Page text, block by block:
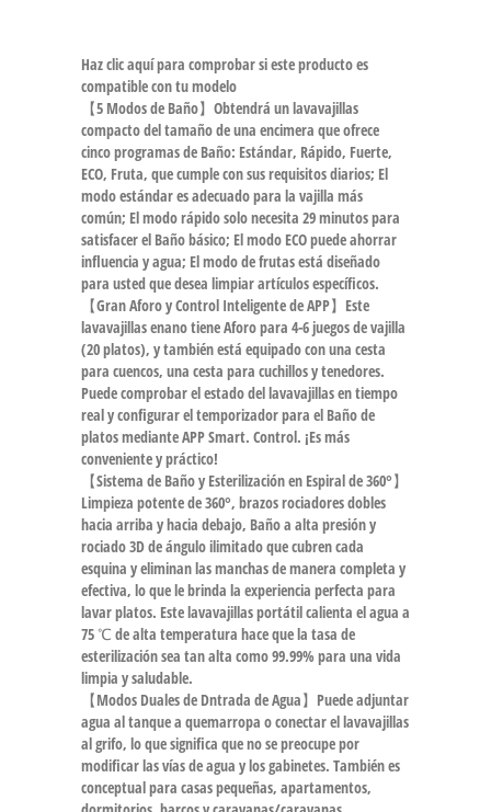
Haz clic aquí para comprobar si este producto es
compatible con tu modelo
【5 Modos de Baño】Obtendrá un lavavajillas
compacto del tamaño de una encimera que ofrece
cinco programas de Baño: Estándar, Rápido, Fuerte,
ECO, Fruta, que cumple con sus requisitos diarios; El
modo estándar es adecuado para la vajilla más
común; El modo rápido solo necesita 29 minutos para
satisfacer el Baño básico; El modo ECO puede ahorrar
influencia y agua; El modo de frutas está diseñado
para usted que desea limpiar artículos específicos.
【Gran Aforo y Control Inteligente de APP】Este
lavavajillas enano tiene Aforo para 4-6 juegos de vajilla
(20 platos), y también está equipado con una cesta
para cuencos, una cesta para cuchillos y tenedores.
Puede comprobar el estado del lavavajillas en tiempo
real y configurar el temporizador para el Baño de
platos mediante APP Smart. Control. ¡Es más
conveniente y práctico!
【Sistema de Baño y Esterilización en Espiral de 360°】
Limpieza potente de 360°, brazos rociadores dobles
hacia arriba y hacia debajo, Baño a alta presión y
rociado 3D de ángulo ilimitado que cubren cada
esquina y eliminan las manchas de manera completa y
efectiva, lo que le brinda la experiencia perfecta para
lavar platos. Este lavavajillas portátil calienta el agua a
75 ℃ de alta temperatura hace que la tasa de
esterilización sea tan alta como 99.99% para una vida
limpia y saludable.
【Modos Duales de Dntrada de Agua】Puede adjuntar
agua al tanque a quemarropa o conectar el lavavajillas
al grifo, lo que significa que no se preocupe por
modificar las vías de agua y los gabinetes. También es
conceptual para casas pequeñas, apartamentos,